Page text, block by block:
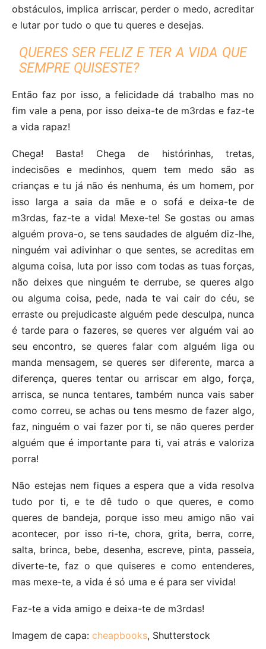
obstáculos, implica arriscar, perder o medo, acreditar
e lutar por tudo o que tu queres e desejas.
QUERES SER FELIZ E TER A VIDA QUE
SEMPRE QUISESTE?
Então faz por isso, a felicidade dá trabalho mas no
fim vale a pena, por isso deixa-te de m3rdas e faz-te
a vida rapaz!
Chega! Basta! Chega de histórinhas, tretas,
indecisões e medinhos, quem tem medo são as
crianças e tu já não és nenhuma, és um homem, por
isso larga a saia da mãe e o sofá e deixa-te de
m3rdas, faz-te a vida! Mexe-te! Se gostas ou amas
alguém prova-o, se tens saudades de alguém diz-lhe,
ninguém vai adivinhar o que sentes, se acreditas em
alguma coisa, luta por isso com todas as tuas forças,
não deixes que ninguém te derrube, se queres algo
ou alguma coisa, pede, nada te vai cair do céu, se
erraste ou prejudicaste alguém pede desculpa, nunca
é tarde para o fazeres, se queres ver alguém vai ao
seu encontro, se queres falar com alguém liga ou
manda mensagem, se queres ser diferente, marca a
diferença, queres tentar ou arriscar em algo, força,
arrisca, se nunca tentares, também nunca vais saber
como correu, se achas ou tens mesmo de fazer algo,
faz, ninguém o vai fazer por ti, se não queres perder
alguém que é importante para ti, vai atrás e valoriza
porra!
Não estejas nem fiques a espera que a vida resolva
tudo por ti, e te dê tudo o que queres, e como
queres de bandeja, porque isso meu amigo não vai
acontecer, por isso ri-te, chora, grita, berra, corre,
salta, brinca, bebe, desenha, escreve, pinta, passeia,
diverte-te, faz o que quiseres e como entenderes,
mas mexe-te, a vida é só uma e é para ser vivida!
Faz-te a vida amigo e deixa-te de m3rdas!
Imagem de capa: cheapbooks, Shutterstock